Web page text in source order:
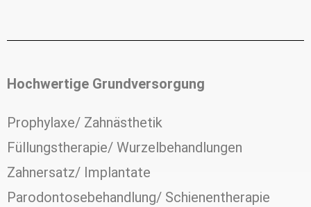
Hochwertige Grundversorgung
Prophylaxe/ Zahnästhetik
Füllungstherapie/ Wurzelbehandlungen
Zahnersatz/ Implantate
Parodontosebehandlung/ Schienentherapie